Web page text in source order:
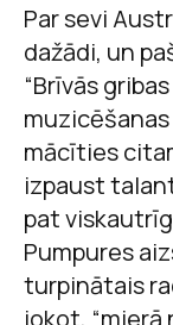
Par sevi
dažādi, un
“Brīvās
mācīties
izpaust
pat
Pumpures
turpinātais
jokot, “mierā